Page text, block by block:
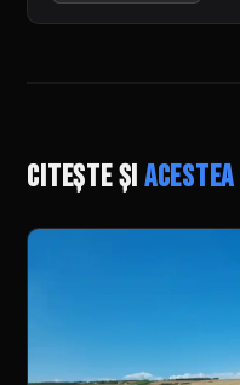
Citește șiacestea